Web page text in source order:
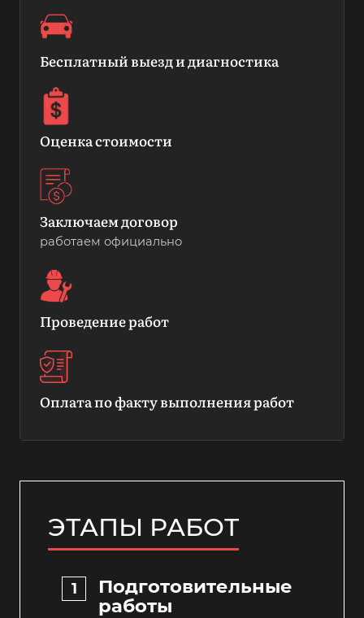
Бесплатный выезд и диагностика
Оценка стоимости
Заключаем договор
работаем официально
Проведение работ
Оплата по факту выполнения работ
ЭТАПЫ РАБОТ
Подготовительные
работы